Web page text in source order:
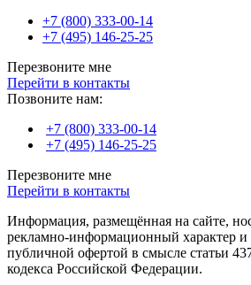
+7 (800) 333-00-14
+7 (495) 146-25-25
Перезвоните мне
Перейти в контакты
Позвоните нам:
+7 (800) 333-00-14
+7 (495) 146-25-25
Перезвоните мне
Перейти в контакты
Информация, размещённая на сайте,
рекламно-информационный характер и
публичной офертой в смысле статьи
кодекса Российской Федерации.